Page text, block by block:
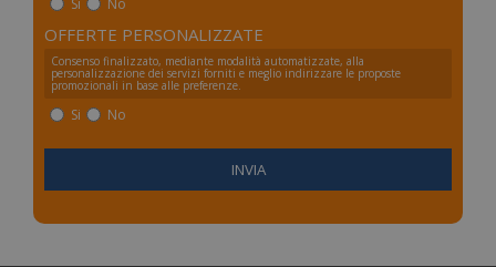
Si No
OFFERTE PERSONALIZZATE
Consenso finalizzato, mediante modalità automatizzate, alla
personalizzazione dei servizi forniti e meglio indirizzare le proposte
promozionali in base alle preferenze.
Si No
_ga
.numerochiuso.info